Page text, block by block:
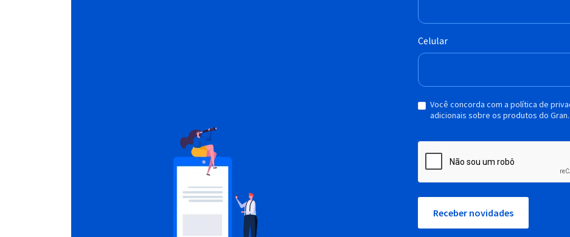
Celular
Você concorda com a política de
adicionais sobre os produtos do Gran.
Receber novidades